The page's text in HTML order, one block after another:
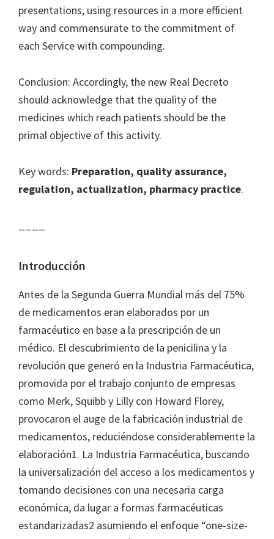
presentations, using resources in a more efficient
way and commensurate to the commitment of
each Service with compounding.
Conclusion: Accordingly, the new Real Decreto
should acknowledge that the quality of the
medicines which reach patients should be the
primal objective of this activity.
Key words: Preparation, quality assurance,
regulation, actualization, pharmacy practice.
Introducción
Antes de la Segunda Guerra Mundial más del 75%
de medicamentos eran elaborados por un
farmacéutico en base a la prescripción de un
médico. El descubrimiento de la penicilina y la
revolución que generó en la Industria Farmacéutica,
promovida por el trabajo conjunto de empresas
como Merk, Squibb y Lilly con Howard Florey,
provocaron el auge de la fabricación industrial de
medicamentos, reduciéndose considerablemente la
elaboración1. La Industria Farmacéutica, buscando
la universalización del acceso a los medicamentos y
tomando decisiones con una necesaria carga
económica, da lugar a formas farmacéuticas
estandarizadas2 asumiendo el enfoque “one-size-